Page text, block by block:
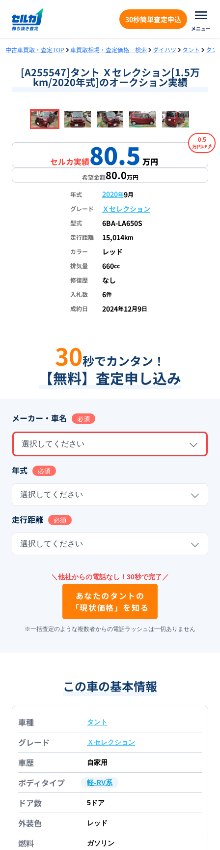
30秒簡単査定申込
メニュー
中古車買取・査定TOP 車買取相場・査定価格 検索 ダイハツ タント タン
[A255547]タント Ｘセレクション[1.5万
km/2020年式]のオークション実績
1/18
セルカ実績80.5万円
0.5
万円
希望金額80.0万円
年式 2020年9月
グレード
Ｘセレクション
型式 6BA-LA650S
走行距離 15,014km
カラー
レッド
排気量 660cc
修復歴
なし
入札数 6件
成約日
2024年12月9日
30秒でカンタン！
【無料】査定申し込み
メーカー・車名 必須
選択してください
年式 必須
選択してください
走行距離 必須
選択してください
＼他社からの電話なし！30秒で完了／
あなたのタント の
「現状価格」を知る
※一括査定のような複数者からの電話ラッシュは一切ありません
この車の基本情報
車種 タント
グレード Ｘセレクション
車歴 自家用
ボディタイプ 軽-RV系
ドア数 5 ドア
外装色 レッド
燃料 ガソリン